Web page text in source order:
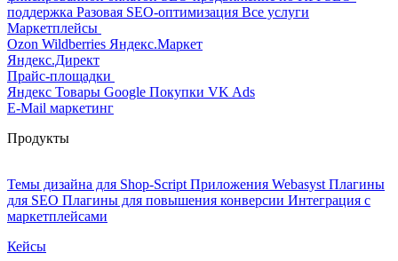
поддержка Разовая SEO-оптимизация Все услуги
Маркетплейсы
Ozon Wildberries Яндекс.Маркет
Яндекс.Директ
Прайс-площадки
Яндекс Товары Google Покупки VK Ads
E-Mail маркетинг
Продукты
Темы дизайна для Shop-Script Приложения Webasyst Плагины
для SEO Плагины для повышения конверсии Интеграция с
маркетплейсами
Кейсы